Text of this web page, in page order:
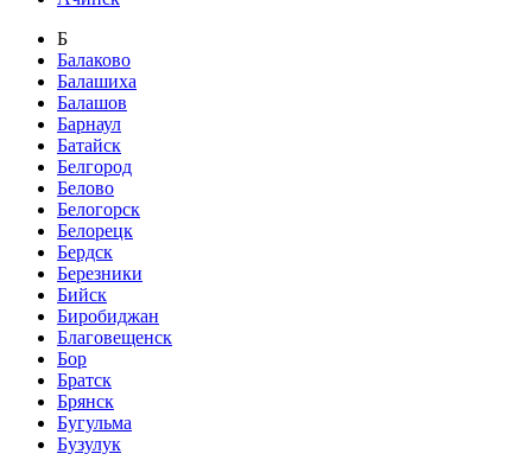
Б
Балаково
Балашиха
Балашов
Барнаул
Батайск
Белгород
Белово
Белогорск
Белорецк
Бердск
Березники
Бийск
Биробиджан
Благовещенск
Бор
Братск
Брянск
Бугульма
Бузулук